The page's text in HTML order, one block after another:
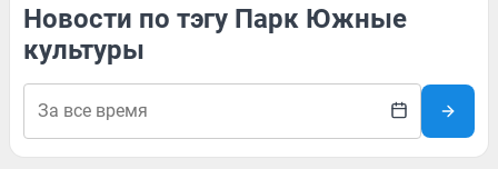
Новости по тэгу Парк Южные
культуры